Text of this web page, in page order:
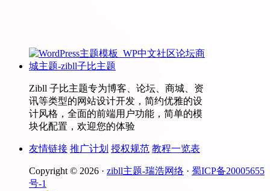
Zibll 子比主题专为博客、论坛、商城、资
讯等类型的网站设计开发，简约优雅的设
计风格，全面的前端用户功能，简单的模
块化配置，欢迎您的体验
友情链接 推广计划 授权规范 教程一览表
Copyright © 2026 · zibll主题-瑞浩网络 · 蜀ICP备20005655
号-1